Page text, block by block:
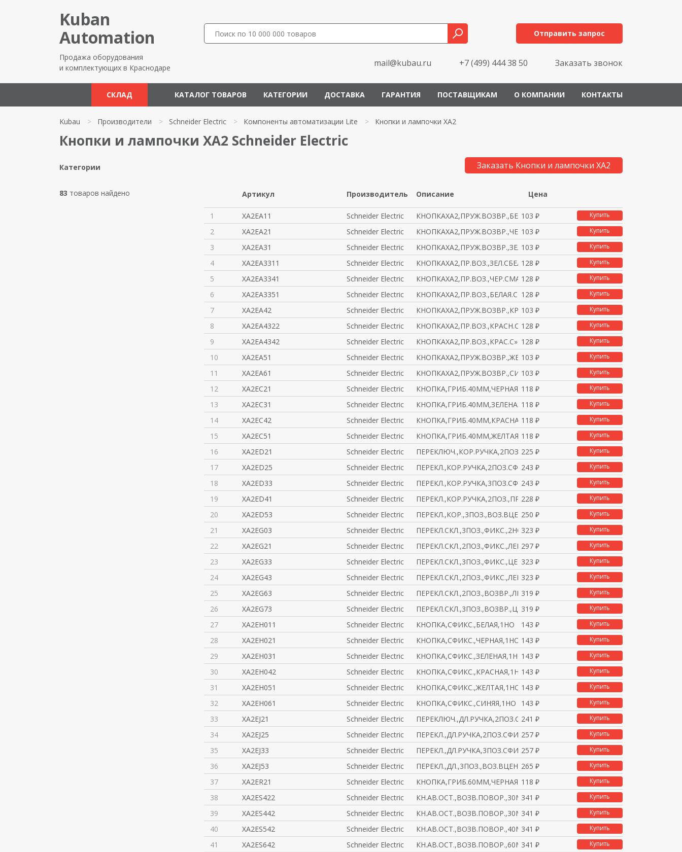
Kuban
Automation
Продажа оборудования
и комплектующих в Краснодаре
Отправить запрос
mail@kubau.ru +7 (499) 444 38 50 Заказать звонок
СКЛАД КАТАЛОГ ТОВАРОВ КАТЕГОРИИ ДОСТАВКА ГАРАНТИЯ ПОСТАВЩИКАМ О КОМПАНИИ КОНТАКТЫ
Kubau > Производители > Schneider Electric > Компоненты автоматизации Lite > Кнопки и лампочки XA2
Кнопки и лампочки XA2 Schneider Electric
Категории
83 товаров найдено
Заказать Кнопки и лампочки XA2
Артикул Производитель Описание Цена
1 XA2EA11 Schneider Electric КНОПКАXA2,ПРУЖ.ВОЗВР.,БЕЛАЯ,1Н
103 ₽ Купить
2 XA2EA21 Schneider Electric КНОПКАXA2,ПРУЖ.ВОЗВР.,ЧЕРНАЯ,1
103 ₽ Купить
3 XA2EA31 Schneider Electric КНОПКАXA2,ПРУЖ.ВОЗВР.,ЗЕЛЕНАЯ,
103 ₽ Купить
4 XA2EA3311 Schneider Electric КНОПКАХА2,ПР.ВОЗ.,ЗЕЛ.СБЕЛ.»I»
128 ₽ Купить
5 XA2EA3341 Schneider Electric КНОПКАХА2,ПР.ВОЗ.,ЧЕР.СМАРК.,1
128 ₽ Купить
6 XA2EA3351 Schneider Electric КНОПКАХА2,ПР.ВОЗ.,БЕЛАЯ.СМАРК.
128 ₽ Купить
7 XA2EA42 Schneider Electric КНОПКАXA2,ПРУЖ.ВОЗВР.,КРАСНАЯ,
103 ₽ Купить
8 XA2EA4322 Schneider Electric КНОПКАХА2,ПР.ВОЗ.,КРАСН.С»0?.,
128 ₽ Купить
9 XA2EA4342 Schneider Electric КНОПКАХА2,ПР.ВОЗ.,КРАС.С»STOP»
128 ₽ Купить
10 XA2EA51 Schneider Electric КНОПКАXA2,ПРУЖ.ВОЗВР.,ЖЕЛТАЯ,1
103 ₽ Купить
11 XA2EA61 Schneider Electric КНОПКАXA2,ПРУЖ.ВОЗВР.,СИНЯЯ,1Н
103 ₽ Купить
12 XA2EC21 Schneider Electric КНОПКА,ГРИБ.40ММ,ЧЕРНАЯ,1НO
118 ₽ Купить
13 XA2EC31 Schneider Electric КНОПКА,ГРИБ.40ММ,ЗЕЛЕНАЯ,1НO
118 ₽ Купить
14 XA2EC42 Schneider Electric КНОПКА,ГРИБ.40ММ,КРАСНАЯ,1НЗ
118 ₽ Купить
15 XA2EC51 Schneider Electric КНОПКА,ГРИБ.40ММ,ЖЕЛТАЯ,1НO
118 ₽ Купить
16 XA2ED21 Schneider Electric ПЕРЕКЛЮЧ.,КОР.РУЧКА,2ПОЗ.СФИКС
225 ₽ Купить
17 XA2ED25 Schneider Electric ПЕРЕКЛ.,КОР.РУЧКА,2ПОЗ.СФИКС.,
243 ₽ Купить
18 XA2ED33 Schneider Electric ПЕРЕКЛ.,КОР.РУЧКА,3ПОЗ.СФИКС.,
243 ₽ Купить
19 XA2ED41 Schneider Electric ПЕРЕКЛ.,КОР.РУЧКА,2ПОЗ.,ПР.ВОЗ
228 ₽ Купить
20 XA2ED53 Schneider Electric ПЕРЕКЛ.,КОР.,3ПОЗ.,ВОЗ.ВЦЕНТР,
250 ₽ Купить
21 XA2EG03 Schneider Electric ПЕРЕКЛ.СКЛ.,3ПОЗ.,ФИКС.,2НO323 ₽ Купить
22 XA2EG21 Schneider Electric ПЕРЕКЛ.СКЛ.,2ПОЗ.,ФИКС.,ЛЕВ.,1297 ₽ Купить
23 XA2EG33 Schneider Electric ПЕРЕКЛ.СКЛ.,3ПОЗ.,ФИКС.,ЦЕНТ.,323 ₽ Купить
24 XA2EG43 Schneider Electric ПЕРЕКЛ.СКЛ.,2ПОЗ.,ФИКС.,ЛЕВ-ПР
323 ₽ Купить
25 XA2EG63 Schneider Electric ПЕРЕКЛ.СКЛ.,2ПОЗ.,ВОЗВР.,ЛЕВ,2
319 ₽ Купить
26 XA2EG73 Schneider Electric ПЕРЕКЛ.СКЛ.,3ПОЗ.,ВОЗВР.,ЦЕНТ.
319 ₽ Купить
27 XA2EH011 Schneider Electric КНОПКА,СФИКС.,БЕЛАЯ,1НO 143 ₽ Купить
28 XA2EH021 Schneider Electric КНОПКА,СФИКС.,ЧЕРНАЯ,1НO 143 ₽ Купить
29 XA2EH031 Schneider Electric КНОПКА,СФИКС.,ЗЕЛЕНАЯ,1НO143 ₽ Купить
30 XA2EH042 Schneider Electric КНОПКА,СФИКС.,КРАСНАЯ,1НЗ143 ₽ Купить
31 XA2EH051 Schneider Electric КНОПКА,СФИКС.,ЖЕЛТАЯ,1НO 143 ₽ Купить
32 XA2EH061 Schneider Electric КНОПКА,СФИКС.,СИНЯЯ,1НO 143 ₽ Купить
33 XA2EJ21 Schneider Electric ПЕРЕКЛЮЧ.,ДЛ.РУЧКА,2ПОЗ.СФИКС.
241 ₽ Купить
34 XA2EJ25 Schneider Electric ПЕРЕКЛ.,ДЛ.РУЧКА,2ПОЗ.СФИКС.,Н
257 ₽ Купить
35 XA2EJ33 Schneider Electric ПЕРЕКЛ.,ДЛ.РУЧКА,3ПОЗ.СФИКС.,2
257 ₽ Купить
36 XA2EJ53 Schneider Electric ПЕРЕКЛ.,ДЛ.,3ПОЗ.,ВОЗ.ВЦЕНТР,2
265 ₽ Купить
37 XA2ER21 Schneider Electric КНОПКА,ГРИБ.60ММ,ЧЕРНАЯ,1НO
118 ₽ Купить
38 XA2ES422 Schneider Electric КН.АВ.ОСТ.,ВОЗВ.ПОВОР.,30ММ,ЧЕ
341 ₽ Купить
39 XA2ES442 Schneider Electric КН.АВ.ОСТ.,ВОЗВ.ПОВОР.,30ММ,КР
341 ₽ Купить
40 XA2ES542 Schneider Electric КН.АВ.ОСТ.,ВОЗВ.ПОВОР.,40ММ,КР
341 ₽ Купить
41 XA2ES642 Schneider Electric КН.АВ.ОСТ.,ВОЗВ.ПОВОР.,60ММ,КР
341 ₽ Купить